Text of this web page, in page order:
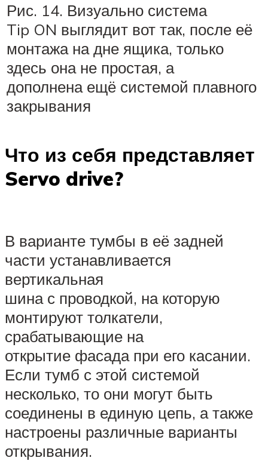
Рис. 14. Визуально система
Tip ON выглядит вот так, после её
монтажа на дне ящика, только
здесь она не простая, а
дополнена ещё системой плавного
закрывания
Что из себя представляет
Servo drive?
В варианте тумбы в её задней
части устанавливается
вертикальная
шина с проводкой, на которую
монтируют толкатели,
срабатывающие на
открытие фасада при его касании.
Если тумб с этой системой
несколько, то они могут быть
соединены в единую цепь, а также
настроены различные варианты
открывания.